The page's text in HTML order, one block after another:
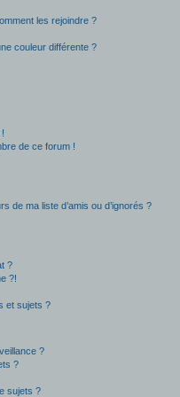
les rejoindre ?
couleur différente ?
de ce forum !
de ma liste d’amis ou d’ignorés ?
?
?!
et sujets ?
?
?
sujets ?